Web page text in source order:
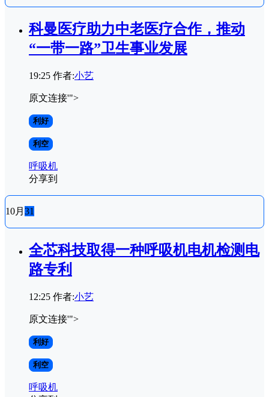
科曼医疗助力中老医疗合作，推动
“一带一路”卫生事业发展
19:25 作者:小艺
原文连接'">
利好
利空
呼吸机
分享到
10月 31
全芯科技取得一种呼吸机电机检测电
路专利
12:25 作者:小艺
原文连接'">
利好
利空
呼吸机